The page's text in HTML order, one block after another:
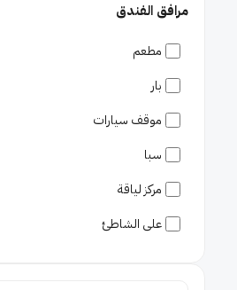
مرافق الفندق
مطعم
بار
موقف سيارات
سبا
مركز لياقة
على الشاطئ